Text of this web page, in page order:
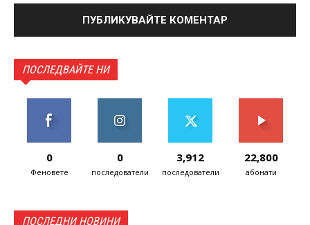
ПОСЛЕДВАЙТЕ НИ
0
Феновете
0
последователи
3,912
последователи
22,800
абонати
ПОСЛЕДНИ НОВИНИ